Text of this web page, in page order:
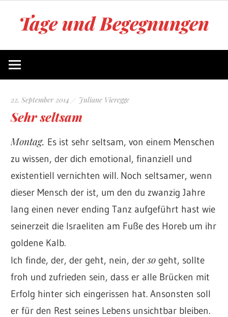
Tage und Begegnungen
von
22. September 2014 Juliane Vieregge
Sehr seltsam
Montag. Es ist sehr seltsam, von einem Menschen
zu wissen, der dich emotional, finanziell und
existentiell vernichten will. Noch seltsamer, wenn
dieser Mensch der ist, um den du zwanzig Jahre
lang einen never ending Tanz aufgeführt hast wie
seinerzeit die Israeliten am Fuße des Horeb um ihr
goldene Kalb.
Ich finde, der, der geht, nein, derso geht, sollte
froh und zufrieden sein, dass er alle Brücken mit
Erfolg hinter sich eingerissen hat. Ansonsten soll
er für den Rest seines Lebens unsichtbar bleiben.